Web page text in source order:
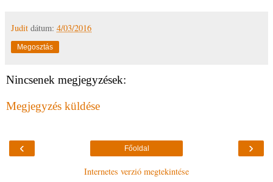
Judit dátum: 4/03/2016
Megosztás
Nincsenek megjegyzések:
Megjegyzés küldése
‹ ›
Főoldal
Internetes verzió megtekintése